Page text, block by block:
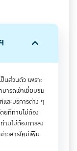
ส่วนตัว เพราะ
ารถเข้าเยี่ยมชม
ละบริการต่าง ๆ
ยที่ท่านไม่ต้อง
นไม่ต้องการลง
าวสารใหม่เพิ่ม